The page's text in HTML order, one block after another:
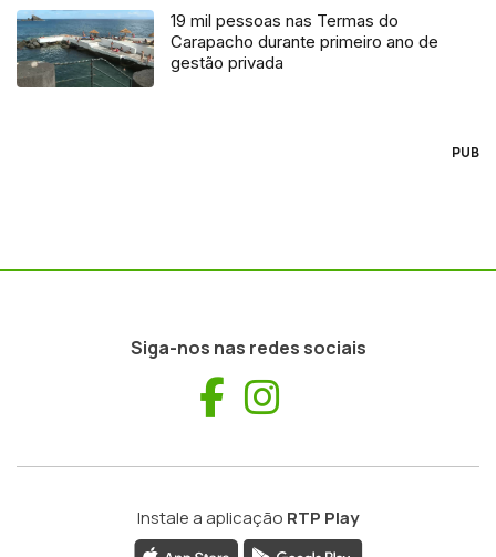
19 mil pessoas nas Termas do
Carapacho durante primeiro ano de
gestão privada
PUB
Siga-nos nas redes sociais
Facebook
Instale a aplicação RTP Play